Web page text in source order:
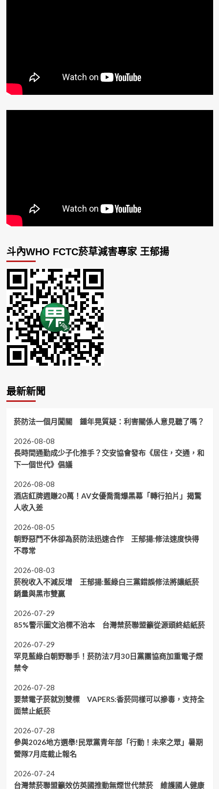
斗內WHO FCTC菸草減害專家 王郁揚
最新新聞
菸防法一個月闖關 鍾年晃質疑：利害關係人意見聽了嗎？
2026-08-08
長時間通勤成少子化推手？交安協會發布《居住，交通，和
下一個世代》倡議
2026-08-08
酒店紅牌週賺20萬！AV女優喬喬爆黑幕「轉行拍片」揭驚
人收入差
2026-08-05
朝野惡鬥不休卻為菸防法迅速合作 王郁揚:修法速度快得
不尋常
2026-08-03
菸稅收入不減反增 王郁揚:藍綠白三黨錯誤修法將讓紙菸
銷量與黑市雙贏
2026-07-29
85%警示圖文治標不治本 台灣禁菸聯盟籲從源頭終結紙菸
2026-07-29
罕見藍綠白朝野聯手！菸防法7月30日黨團協商加重電子煙
禁令
2026-07-28
要禁電子菸就別雙標 VAPERS:香菸同樣可以摻毒，支持全
面禁止紙菸
2026-07-28
參與2026地方選舉!民眾黨青年部「行動！未來之眾」暑期
營隊7月底截止報名
2026-07-24
台灣禁菸聯盟籲效仿英國推動無煙世代禁菸 維護國人健康